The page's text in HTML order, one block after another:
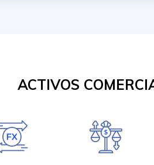
ACTIVOS